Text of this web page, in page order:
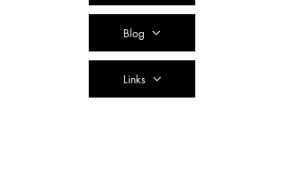
Blog
Links